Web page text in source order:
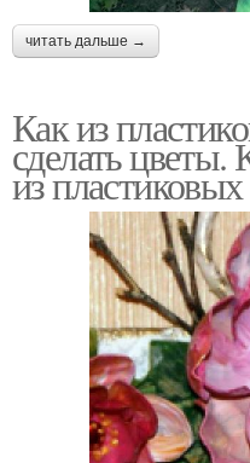
читать дальше →
Как из
сделать цветы.
из